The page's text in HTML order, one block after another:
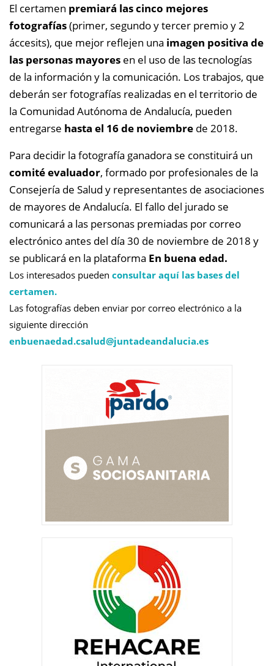
El certamen premiará las cinco mejores
fotografías(primer, segundo y tercer premio y 2
áccesits), que mejor reflejen una imagen positiva de
las personas mayores en el uso de las tecnologías
de la información y la comunicación. Los trabajos, que
deberán ser fotografías realizadas en el territorio de
la Comunidad Autónoma de Andalucía, pueden
entregarse hasta el 16 de noviembre de 2018.
Para decidir la fotografía ganadora se constituirá un
comité evaluador, formado por profesionales de la
Consejería de Salud y representantes de asociaciones
de mayores de Andalucía. El fallo del jurado se
comunicará a las personas premiadas por correo
electrónico antes del día 30 de noviembre de 2018 y
se publicará en la plataforma En buena edad.
Los interesados pueden consultar aquí las bases del
certamen.
Las fotografías deben enviar por correo electrónico a la
siguiente dirección
enbuenaedad.csalud@juntadeandalucia.es